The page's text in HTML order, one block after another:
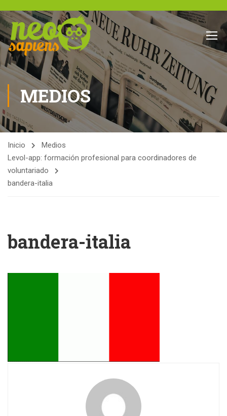
MEDIOS
Inicio
Medios
Levol-app: formación profesional para coordinadores de
voluntariado
bandera-italia
bandera-italia